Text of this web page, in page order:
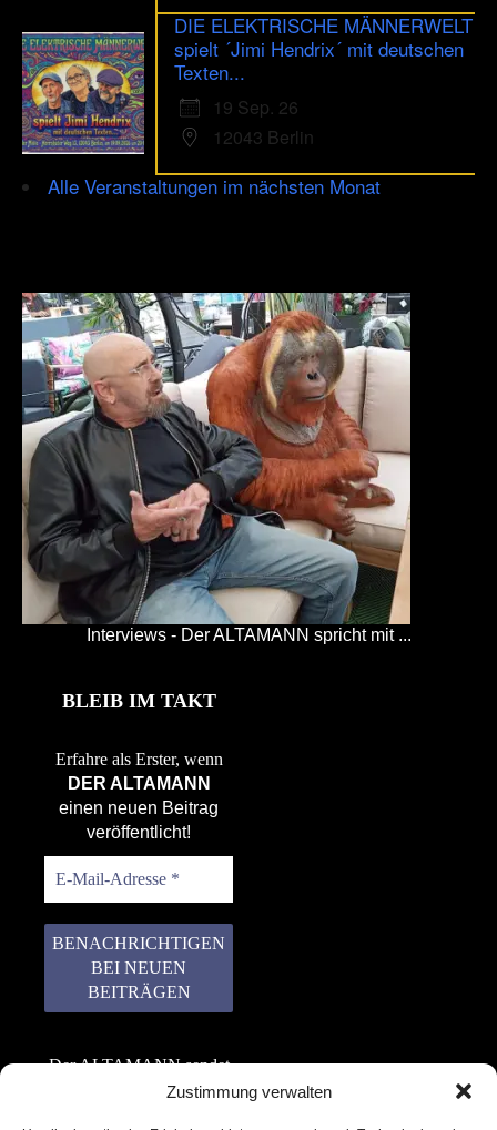
Zustimmung verwalten
DIE ELEKTRISCHE MÄNNERWELT
spielt ´Jimi Hendrix´ mit deutschen
Texten...
19 Sep. 26
12043 Berlin
Alle Veranstaltungen im nächsten Monat
Interviews - Der ALTAMANN spricht mit ...
BLEIB IM TAKT
Erfahre als Erster, wenn
DER ALTAMANN
einen neuen Beitrag
veröffentlicht!
Der ALTAMANN sendet
keinen Spam! Er gibt